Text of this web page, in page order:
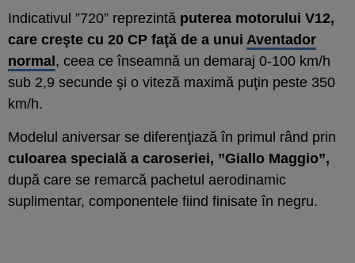
Indicativul ”720” reprezintă puterea motorului V12,
care creşte cu 20 CP faţă de a unui Aventador
normal, ceea ce înseamnă un demaraj 0-100 km/h
sub 2,9 secunde şi o viteză maximă puţin peste 350
km/h.
Modelul aniversar se diferenţiază în primul rând prin
culoarea specială a caroseriei, ”Giallo Maggio”,
după care se remarcă pachetul aerodinamic
suplimentar, componentele fiind finisate în negru.